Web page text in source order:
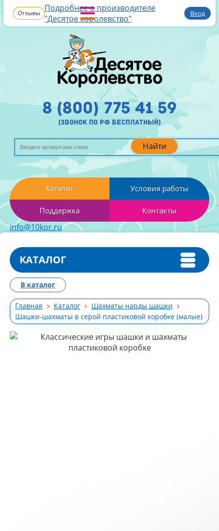
Отзывы Подробнее о производителе
"Десятое королевство"
Вход
Найти
8 (800) 775 41 59
(звонок по рф бесплатный)
Каталог Условия работы
Поддержка Контакты
info@10kor.ru
КАТАЛОГ
Главная Каталог
Шахматы нарды шашки
Шашки-шахматы в серой пластиковой коробке (малые)
В каталог